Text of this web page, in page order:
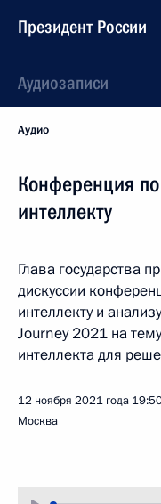
Президент России
Аудиозаписи
Аудио
Конференция
интеллекту
Глава государства
дискуссии
интеллекту и
Journey 2021 на
интеллекта для
12 ноября 2021 года
Москва